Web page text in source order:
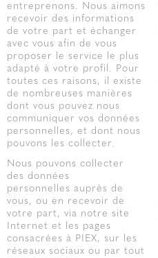
entreprenons. Nous aimons
recevoir des informations
de votre part et échanger
avec vous afin de vous
proposer le service le plus
adapté à votre profil. Pour
toutes ces raisons, il existe
de nombreuses manières
dont vous pouvez nous
communiquer vos données
personnelles, et dont nous
pouvons les collecter.
Nous pouvons collecter
des données
personnelles auprès de
vous, ou en recevoir de
votre part, via notre site
Internet et les pages
consacrées à PIEX, sur les
réseaux sociaux ou par tout